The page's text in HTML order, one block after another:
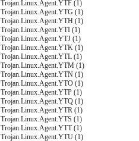
Trojan.Linux.Agent.YTF (1)
Trojan.Linux.Agent.YTG (1)
Trojan.Linux.Agent.YTH (1)
Trojan.Linux.Agent.YTI (1)
Trojan.Linux.Agent.YTJ (1)
Trojan.Linux.Agent.YTK (1)
Trojan.Linux.Agent.YTL (1)
Trojan.Linux.Agent.YTM (1)
Trojan.Linux.Agent.YTN (1)
Trojan.Linux.Agent.YTO (1)
Trojan.Linux.Agent.YTP (1)
Trojan.Linux.Agent.YTQ (1)
Trojan.Linux.Agent.YTR (1)
Trojan.Linux.Agent.YTS (1)
Trojan.Linux.Agent.YTT (1)
Trojan.Linux.Agent.YTU (1)